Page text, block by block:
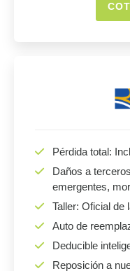
Pérdida total:
Daños a
emergentes,
Taller: Oficial de
Auto de
Deducible
Reposición a